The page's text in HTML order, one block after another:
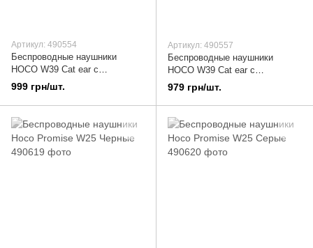
Артикул: 490554
Беспроводные наушники
HOCO W39 Cat ear с
подсветкой для детей Розовые
999 грн/шт.
Артикул: 490557
Беспроводные наушники
HOCO W39 Cat ear с
подсветкой для детей
Фиолетовые
979 грн/шт.